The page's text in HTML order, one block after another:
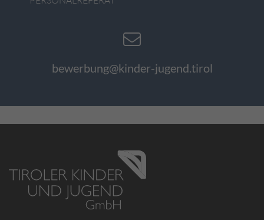
bewerbung@kinder-jugend.tirol